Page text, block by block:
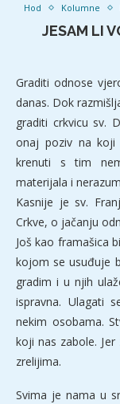
Hod Kolumne
JESAM LI
Graditi odnose
danas. Dok
graditi crkvicu sv.
onaj poziv na
krenuti s tim
materijala i
Kasnije je sv.
Crkve, o jačanju
Još kao framašica
kojom se usuđuje
gradim i u njih
ispravna. Ulagati
nekim osobama.
koji nas zabole.
zrelijima.
Svima je nama u